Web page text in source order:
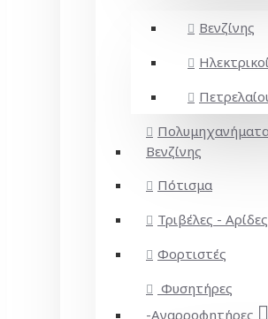
Βενζίνης
Βενζίνης
Πότισμα
Τριβέλες - Αρίδες
Φορτιστές
Φυσητήρες
-Αναρροφητήρες